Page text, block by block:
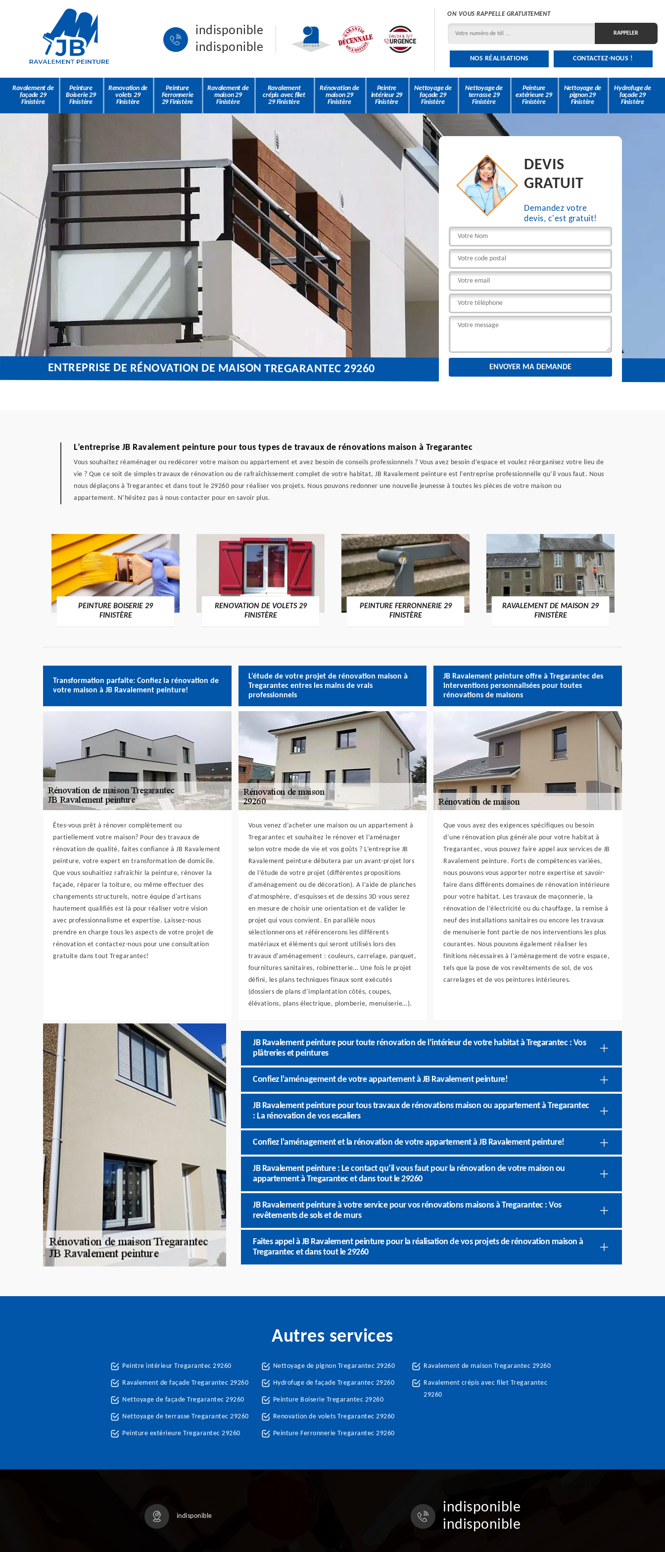
indisponible
indisponible
ON VOUS RAPPELLE GRATUITEMENT
NOS RÉALISATIONS CONTACTEZ-NOUS !
Ravalement de
façade 29
Finistère
Peinture
Boiserie 29
Finistère
Renovation de
volets 29
Finistère
Peinture
Ferronnerie
29 Finistère
Ravalement de
maison 29
Finistère
Ravalement
crépis avec filet
29 Finistère
Rénovation de
maison 29
Finistère
Peintre
intérieur 29
Finistère
Nettoyage de
façade 29
Finistère
Nettoyage de
terrasse 29
Finistère
Peinture
extérieure 29
Finistère
Nettoyage de
pignon 29
Finistère
Hydrofuge de
façade 29
Finistère
DEVIS
GRATUIT
Demandez votre
devis, c'est gratuit!
ENTREPRISE DE RÉNOVATION DE MAISON TREGARANTEC 29260
L’entreprise JB Ravalement peinture pour tous types de travaux de rénovations maison à Tregarantec
Vous souhaitez réaménager ou redécorer votre maison ou appartement et avez besoin de conseils professionnels ? Vous avez besoin d’espace et voulez réorganisez votre lieu de
vie ? Que ce soit de simples travaux de rénovation ou de rafraîchissement complet de votre habitat, JB Ravalement peinture est l’entreprise professionnelle qu’il vous faut. Nous
nous déplaçons à Tregarantec et dans tout le 29260 pour réaliser vos projets. Nous pouvons redonner une nouvelle jeunesse à toutes les pièces de votre maison ou
appartement. N’hésitez pas à nous contacter pour en savoir plus.
PEINTURE BOISERIE 29
FINISTÈRE
RENOVATION DE VOLETS 29
FINISTÈRE
PEINTURE FERRONNERIE 29
FINISTÈRE
RAVALEMENT DE MAISON 29
FINISTÈRE
Transformation parfaite: Confiez la rénovation de
votre maison à JB Ravalement peinture!
Êtes-vous prêt à rénover complètement ou
partiellement votre maison? Pour des travaux de
rénovation de qualité, faites confiance à JB Ravalement
peinture, votre expert en transformation de domicile.
Que vous souhaitiez rafraîchir la peinture, rénover la
façade, réparer la toiture, ou même effectuer des
changements structurels, notre équipe d'artisans
hautement qualifiés est là pour réaliser votre vision
avec professionnalisme et expertise. Laissez-nous
prendre en charge tous les aspects de votre projet de
rénovation et contactez-nous pour une consultation
gratuite dans tout Tregarantec!
L’étude de votre projet de rénovation maison à
Tregarantec entres les mains de vrais
professionnels
Vous venez d’acheter une maison ou un appartement à
Tregarantec et souhaitez le rénover et l’aménager
selon votre mode de vie et vos goûts ? L’entreprise JB
Ravalement peinture débutera par un avant-projet lors
de l’étude de votre projet (différentes propositions
d’aménagement ou de décoration). A l’aide de planches
d’atmosphère, d’esquisses et de dessins 3D vous serez
en mesure de choisir une orientation et de valider le
projet qui vous convient. En parallèle nous
sélectionnerons et référencerons les différents
matériaux et éléments qui seront utilisés lors des
travaux d’aménagement : couleurs, carrelage, parquet,
fournitures sanitaires, robinetterie… Une fois le projet
défini, les plans techniques finaux sont exécutés
(dossiers de plans d’implantation côtés, coupes,
élévations, plans électrique, plomberie, menuiserie…).
JB Ravalement peinture offre à Tregarantec des
interventions personnalisées pour toutes
rénovations de maisons
Que vous ayez des exigences spécifiques ou besoin
d’une rénovation plus générale pour votre habitat à
Tregarantec, vous pouvez faire appel aux services de JB
Ravalement peinture. Forts de compétences variées,
nous pouvons vous apporter notre expertise et savoir-
faire dans différents domaines de rénovation intérieure
pour votre habitat. Les travaux de maçonnerie, la
rénovation de l’électricité ou du chauffage, la remise à
neuf des installations sanitaires ou encore les travaux
de menuiserie font partie de nos interventions les plus
courantes. Nous pouvons également réaliser les
finitions nécessaires à l’aménagement de votre espace,
tels que la pose de vos revêtements de sol, de vos
carrelages et de vos peintures intérieures.
JB Ravalement peinture pour toute rénovation de l’intérieur de votre habitat à Tregarantec : Vos
plâtreries et peintures
Confiez l'aménagement de votre appartement à JB Ravalement peinture!
JB Ravalement peinture pour tous travaux de rénovations maison ou appartement à Tregarantec
: La rénovation de vos escaliers
Confiez l'aménagement et la rénovation de votre appartement à JB Ravalement peinture!
JB Ravalement peinture : Le contact qu’il vous faut pour la rénovation de votre maison ou
appartement à Tregarantec et dans tout le 29260
JB Ravalement peinture à votre service pour vos rénovations maisons à Tregarantec : Vos
revêtements de sols et de murs
Faites appel à JB Ravalement peinture pour la réalisation de vos projets de rénovation maison à
Tregarantec et dans tout le 29260
Autres services
Peintre intérieur Tregarantec 29260
Ravalement de façade Tregarantec 29260
Nettoyage de façade Tregarantec 29260
Nettoyage de terrasse Tregarantec 29260
Peinture extérieure Tregarantec 29260
Nettoyage de pignon Tregarantec 29260
Hydrofuge de façade Tregarantec 29260
Peinture Boiserie Tregarantec 29260
Renovation de volets Tregarantec 29260
Peinture Ferronnerie Tregarantec 29260
Ravalement de maison Tregarantec 29260
Ravalement crépis avec filet Tregarantec
29260
indisponible
indisponible
indisponible